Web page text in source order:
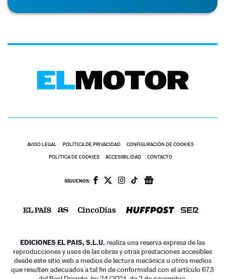
AVISO LEGAL POLÍTICA DE PRIVACIDAD CONFIGURACIÓN DE COOKIES
POLÍTICA DE COOKIES ACCESIBILIDAD CONTACTO
SÍGUENOS:
EDICIONES EL PAIS, S.L.U. realiza una reserva expresa de las
reproducciones y usos de las obras y otras prestaciones accesibles
desde este sitio web a medios de lectura mecánica u otros medios
que resulten adecuados a tal fin de conformidad con el artículo 67.3